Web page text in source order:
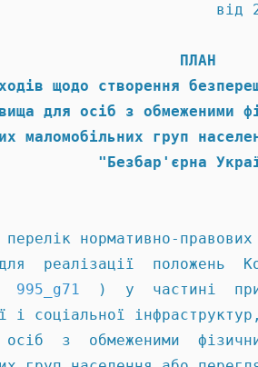
від
ПЛАН
щодо створення
для осіб з обмеженими
маломобільних груп
"Безбар'єрна
нормативно-
реалізації  положень
995_g71
)  у  частині
і соціальної
з  обмеженими